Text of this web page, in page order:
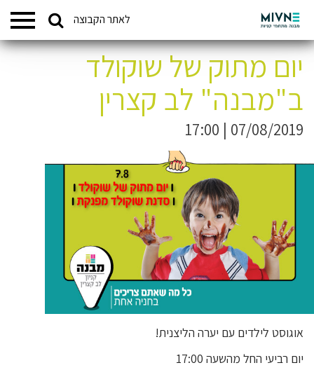
לאתר הקבוצה המתחמים שלנו
יום מתוק של שוקולד
ב"מבנה" לב קצרין
07/08/2019 | 17:00
אוגוסט לילדים עם יערה הליצנית!
יום רביעי החל מהשעה 17:00